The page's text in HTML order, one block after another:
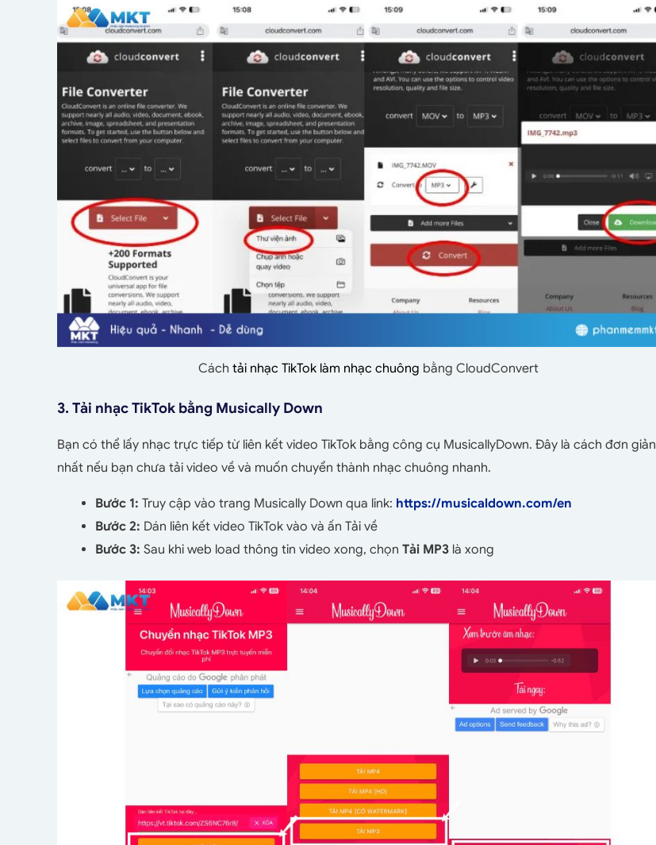
Cách tải nhạc TikTok làm nhạc chuông bằng CloudConvert
3. Tải nhạc TikTok bằng Musically Down
Bạn có thể lấy nhạc trực tiếp từ liên kết video TikTok bằng công cụ MusicallyDown. Đây là cách đơn giản
nhất nếu bạn chưa tải video về và muốn chuyển thành nhạc chuông nhanh.
Bước 1: Truy cập vào trang Musically Down qua link: https://musicaldown.com/en
Bước 2: Dán liên kết video TikTok vào và ấn Tải về
Bước 3: Sau khi web load thông tin video xong, chọn Tải MP3 là xong